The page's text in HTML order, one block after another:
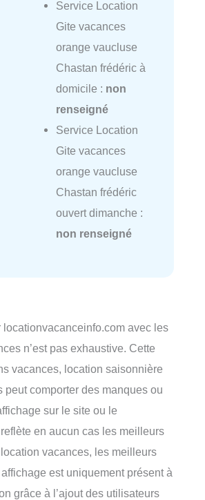
Service Location
Gite vacances
orange vaucluse
Chastan frédéric à
domicile : non
renseigné
Service Location
Gite vacances
orange vaucluse
Chastan frédéric
ouvert dimanche :
non renseigné
locationvacanceinfo.com avec les
n’est pas exhaustive. Cette
vacances, location saisonnière
peut comporter des manques ou
sur le site ou le
en aucun cas les meilleurs
location vacances, les meilleurs
est uniquement présent à
grâce à l’ajout des utilisateurs